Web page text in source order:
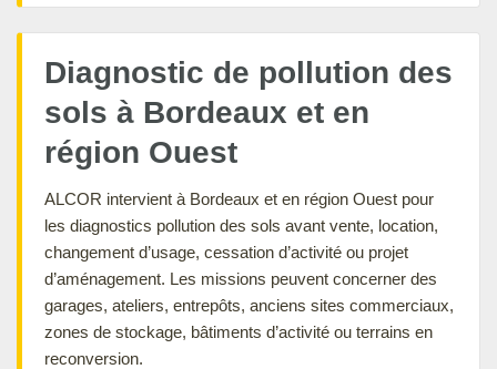
Diagnostic de pollution des
sols à Bordeaux et en
région Ouest
ALCOR intervient à Bordeaux et en région Ouest pour
les diagnostics pollution des sols avant vente, location,
changement d’usage, cessation d’activité ou projet
d’aménagement. Les missions peuvent concerner des
garages, ateliers, entrepôts, anciens sites commerciaux,
zones de stockage, bâtiments d’activité ou terrains en
reconversion.